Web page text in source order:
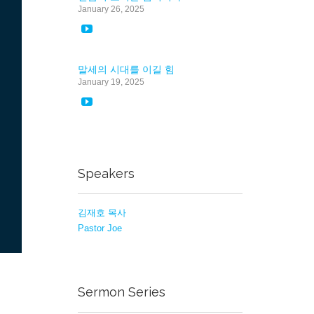
January 26, 2025

말세의 시대를 이길 힘
January 19, 2025

Speakers
김재호 목사
Pastor Joe
Sermon Series